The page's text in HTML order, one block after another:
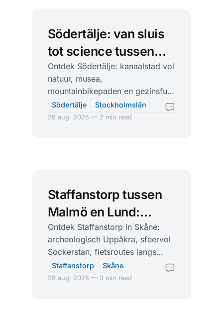
Södertälje: van sluis
tot science tussen
Mälaren en Oostzee
Ontdek Södertälje: kanaalstad vol
natuur, musea,
mountainbikepaden en gezinsfun.
Slechts 30 km van Stockholm,
makkelijk bereikbaar per trein en
Södertälje Stockholmslän
28 aug. 2025 — 2 min read
Staffanstorp tussen
Malmö en Lund:
Skånese velden,
Vikingverleden en
een oogstfeest
Ontdek Staffanstorp in Skåne:
archeologisch Uppåkra, sfeervol
Sockerstan, fietsroutes langs
Bokskogen, zwemplekken en golf
—dicht bij Malmö en Lund.
Staffanstorp Skåne
28 aug. 2025 — 3 min read